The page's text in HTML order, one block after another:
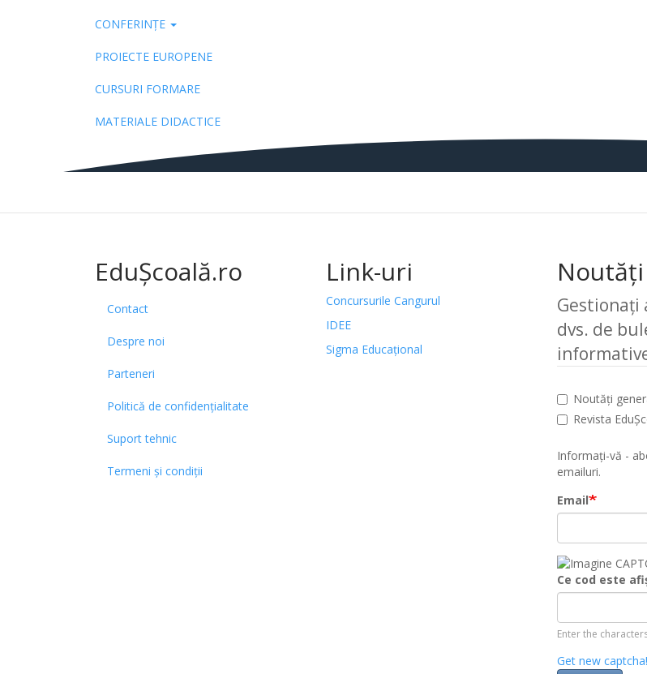
CONFERINȚE
PROIECTE EUROPENE
CURSURI FORMARE
MATERIALE DIDACTICE
EduȘcoală.ro
Contact
Despre noi
Parteneri
Politică de confidențialitate
Suport tehnic
Termeni și condiții
Link-uri
Concursurile Cangurul
IDEE
Sigma Educațional
Gestionați
dvs. de
Noutăți
Revista
Informați-vă -
emailuri.
Email
Ce cod este
Enter the
Get new captcha!